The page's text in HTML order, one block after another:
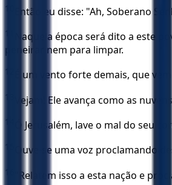
10 Então eu disse: "Ah, Soberano
11
Naquela época será dito a este
peneirar nem para limpar.
12 É um vento forte demais, que
13 Vejam! Ele avança como as
14 Ó Jerusalém, lave o mal do seu
15 Ouve-se uma voz proclamando
16 "Relatem isso a esta nação e